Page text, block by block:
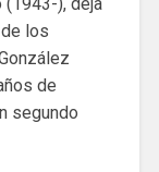
los
de
segundo